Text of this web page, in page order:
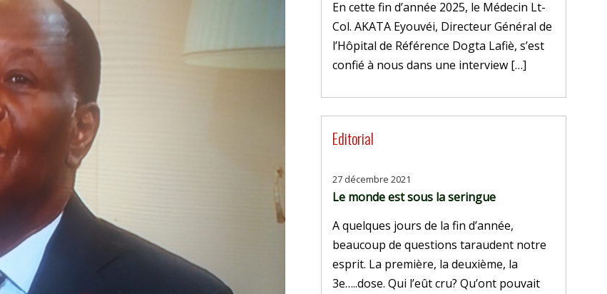
En cette fin d’année 2025, le Médecin Lt-
Col. AKATA Eyouvéi, Directeur Général de
l’Hôpital de Référence Dogta Lafiè, s’est
confié à nous dans une interview […]
Editorial
27 décembre 2021
Le monde est sous la seringue
A quelques jours de la fin d’année,
beaucoup de questions taraudent notre
esprit. La première, la deuxième, la
3e…..dose. Qui l’eût cru? Qu’ont pouvait